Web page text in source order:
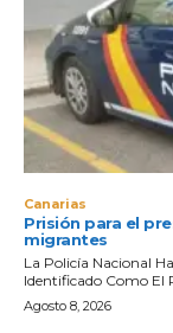
Canarias
Prisión para el
migrantes
La Policía Nacional
Identificado Como El
Agosto 8, 2026